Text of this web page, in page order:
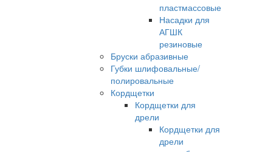
пластмассовые
Насадки для
АГШК
резиновые
Бруски абразивные
Губки шлифовальные/
полировальные
Кордщетки
Кордщетки для
дрели
Кордщетки для
дрели